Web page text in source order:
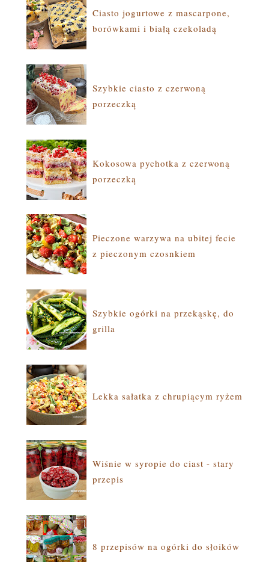
Ciasto jogurtowe z mascarpone,
borówkami i białą czekoladą
Szybkie ciasto z czerwoną
porzeczką
Kokosowa pychotka z czerwoną
porzeczką
Pieczone warzywa na ubitej fecie
z pieczonym czosnkiem
Szybkie ogórki na przekąskę, do
grilla
Lekka sałatka z chrupiącym ryżem
Wiśnie w syropie do ciast - stary
przepis
8 przepisów na ogórki do słoików